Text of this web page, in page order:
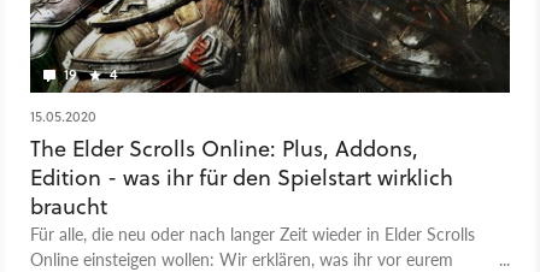
19 4
15.05.2020
The Elder Scrolls Online: Plus, Addons,
Edition - was ihr für den Spielstart wirklich
braucht
Für alle, die neu oder nach langer Zeit wieder in Elder Scrolls
Online einsteigen wollen: Wir erklären, was ihr vor eurem